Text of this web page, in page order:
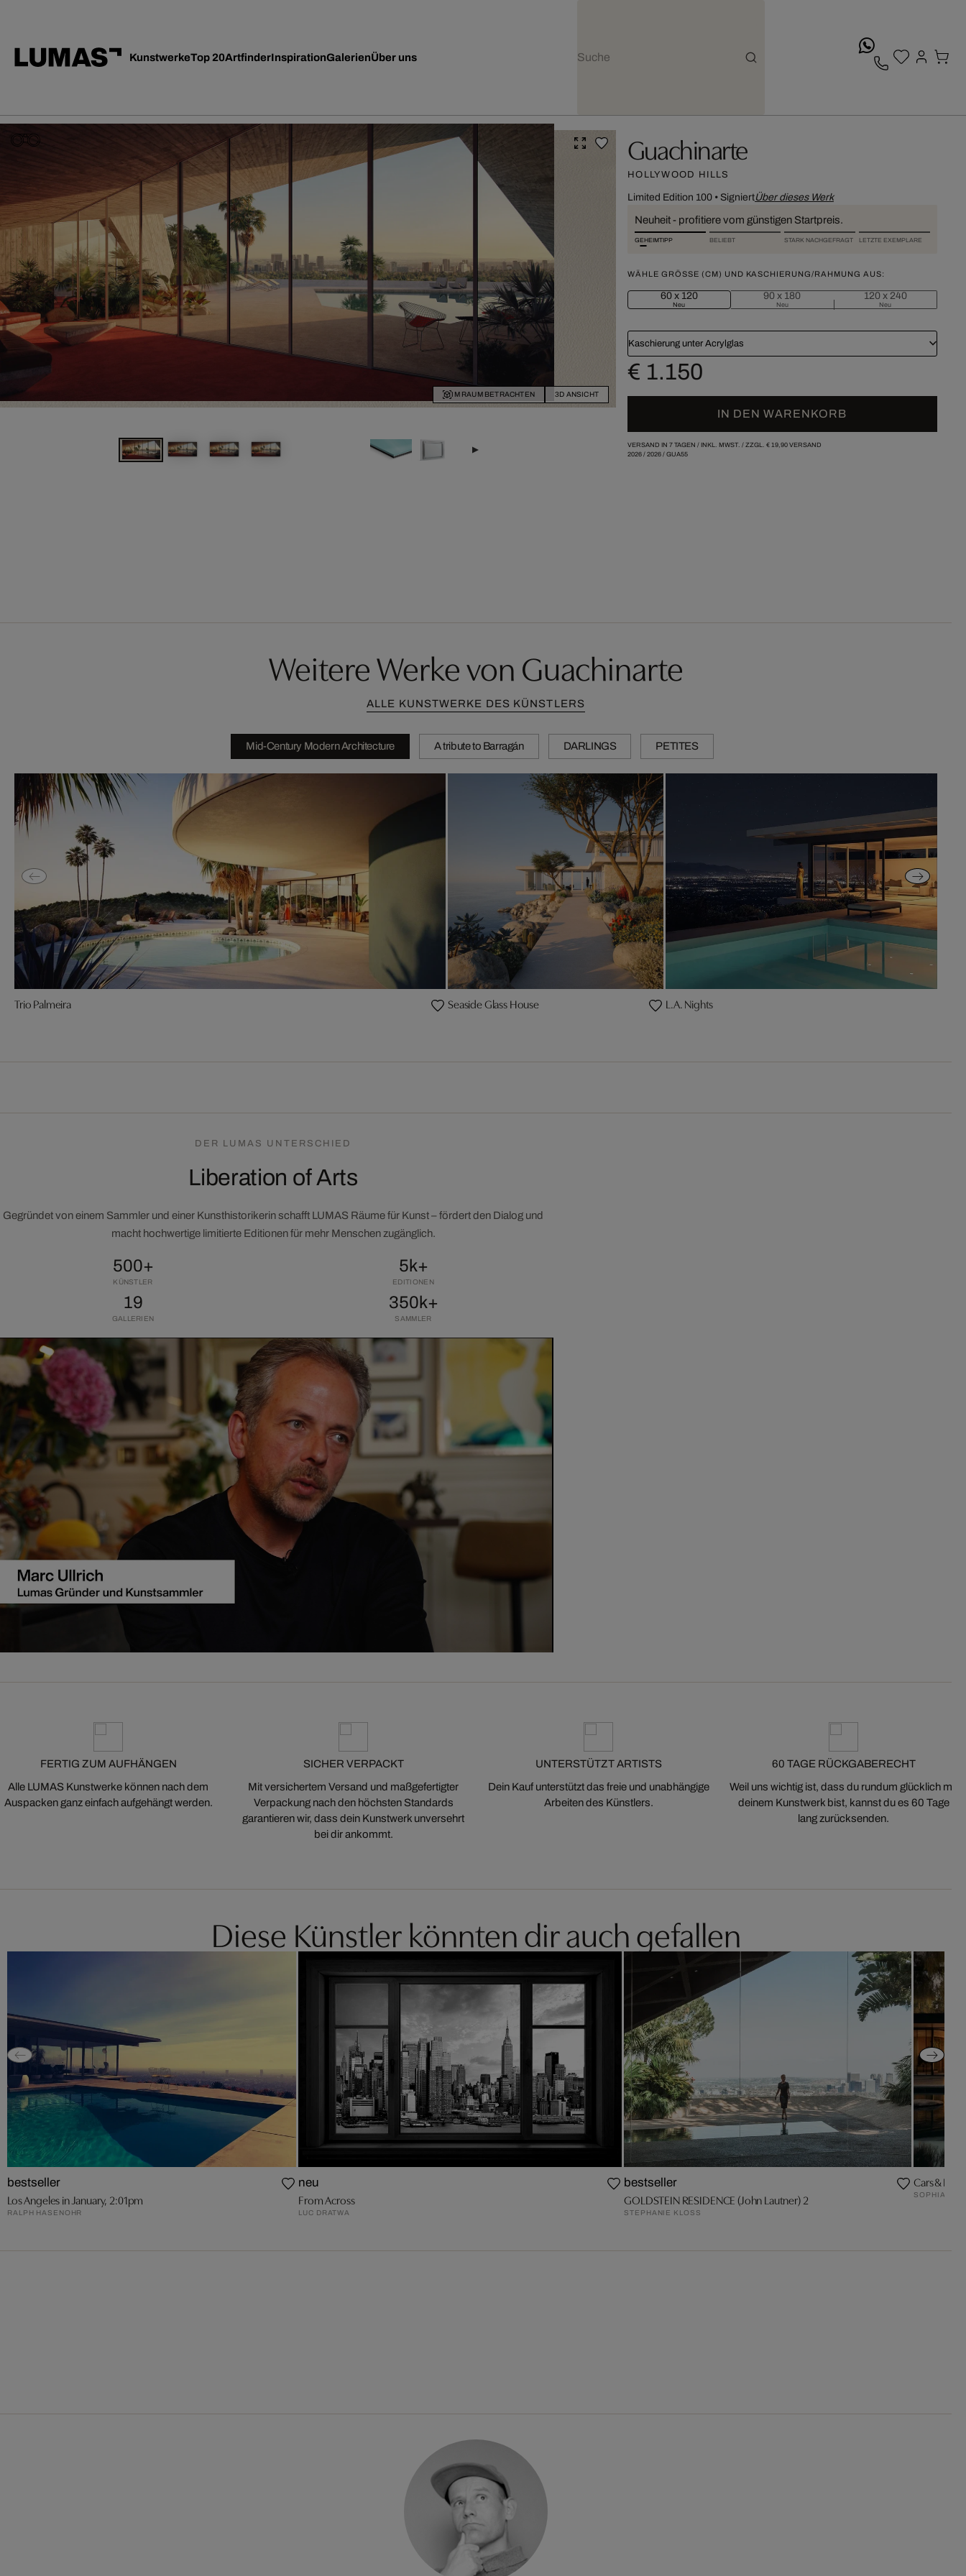
KunstwerkeTop 20ArtfinderInspirationGalerienÜber uns
IM RAUM BETRACHTEN 3D ANSICHT
Guachinarte
HOLLYWOOD HILLS
Limited Edition 100• SigniertÜber dieses Werk
Neuheit - profitiere vom günstigen Startpreis.
GEHEIMTIPP BELIEBT STARK NACHGEFRAGT LETZTE EXEMPLARE
WÄHLE GRÖSSE (CM) UND KASCHIERUNG/RAHMUNG AUS:
60 x 120
Neu
90 x 180
Neu
120 x 240
Neu
Kaschierung unter Acrylglas
€ 1.150
IN DEN WARENKORB
VERSAND IN 7 TAGEN / INKL. MWST. / ZZGL. € 19,90VERSAND
2026/ 2026/ GUA55
Weitere Werke von Guachinarte
ALLE KUNSTWERKE DES KÜNSTLERS
Mid-Century Modern Architecture A tribute to Barragán DARLINGS PETITES
Trio Palmeira Seaside Glass House L.A. Nights
DER LUMAS UNTERSCHIED
Liberation of Arts
Gegründet von einem Sammler und einer Kunsthistorikerin schafft LUMAS Räume für Kunst – fördert den Dialog und
macht hochwertige limitierte Editionen für mehr Menschen zugänglich.
500+
KÜNSTLER
5k+
EDITIONEN
19
GALLERIEN
350k+
SAMMLER
FERTIG ZUM AUFHÄNGEN
Alle LUMAS Kunstwerke können nach dem
Auspacken ganz einfach aufgehängt werden.
SICHER VERPACKT
Mit versichertem Versand und maßgefertigter
Verpackung nach den höchsten Standards
garantieren wir, dass dein Kunstwerk unversehrt
bei dir ankommt.
UNTERSTÜTZT ARTISTS
Dein Kauf unterstützt das freie und unabhängige
Arbeiten des Künstlers.
60 TAGE RÜCKGABERECHT
Weil uns wichtig ist, dass du rundum glücklich mit
deinem Kunstwerk bist, kannst du es 60 Tage
lang zurücksenden.
Diese Künstler könnten dir auch gefallen
bestseller
Los Angeles in January, 2:01pm
RALPH HASENOHR
neu
From Across
LUC DRATWA
bestseller
GOLDSTEIN RESIDENCE (John Lautner) 2
STEPHANIE KLOSS
Cars &
SOPHIA